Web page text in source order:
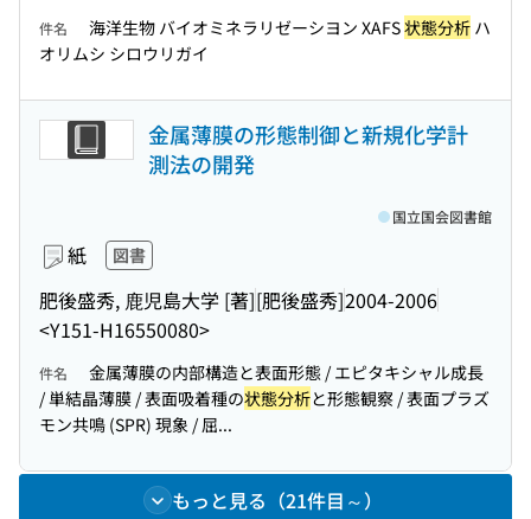
件名 海洋生物 バイオミネラリゼーシヨン XAFS状態分析 ハ
オリムシ シロウリガイ
金属薄膜の形態制御と新規化学計
測法の開発
紙 図書
肥後盛秀, 鹿児島大学 [著][肥後盛秀]2004-2006
<Y151-H16550080>
国立国会図書館
件名
金属薄膜の内部構造と表面形態 / エピタキシャル成長
/ 単結晶薄膜 / 表面吸着種の状態分析と形態観察 / 表面プラズ
モン共鳴 (SPR) 現象 / 屈...
もっと見る（21件目～）